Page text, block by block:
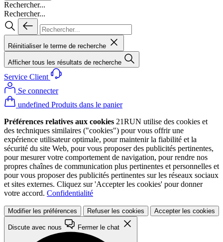
Rechercher...
Rechercher...
Réinitialiser le terme de recherche
Afficher tous les résultats de recherche
Service Client
Se connecter
undefined Produits dans le panier
Préférences relatives aux cookies 21RUN utilise des cookies et
des techniques similaires ("cookies") pour vous offrir une
expérience utilisateur optimale, pour maintenir la fiabilité et la
sécurité du site Web, pour vous proposer des publicités pertinentes,
pour mesurer votre comportement de navigation, pour rendre nos
propres chaînes de communication plus pertinentes et personnelles et
pour vous proposer des publicités pertinentes sur les réseaux sociaux
et sites externes. Cliquez sur 'Accepter les cookies' pour donner
votre accord. Confidentialité
Modifier les préférences Refuser les cookies Accepter les cookies
Discute avec nous Fermer le chat